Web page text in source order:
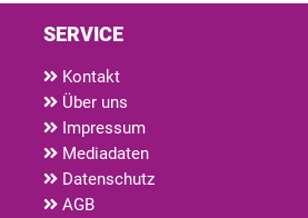
SERVICE
Kontakt
Über uns
Impressum
Mediadaten
Datenschutz
AGB